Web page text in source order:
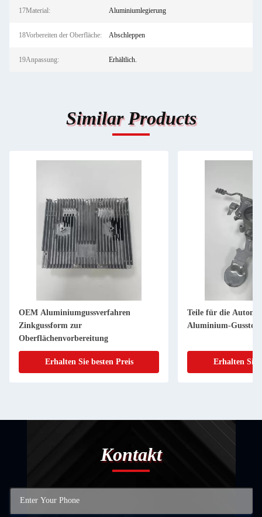
17Material: Aluminiumlegierung
18Vorbereiten der Oberfläche: Abschleppen
19Anpassung: Erhältlich.
Similar Products
OEM Aluminiumgussverfahren
Zinkgussform zur
Oberflächenvorbereitung
Erhalten Sie besten Preis
Teile für die
Aluminium-Gussteile
Erhalten Sie
Kontakt